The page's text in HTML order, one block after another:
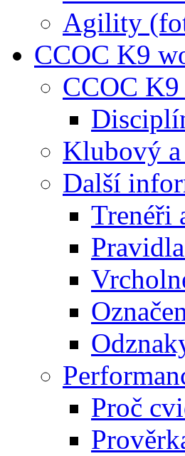
Agility
CCOC K9
CCOC
Klubový
Další
Trenéři
Proč